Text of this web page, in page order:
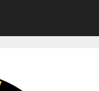
المحتوى